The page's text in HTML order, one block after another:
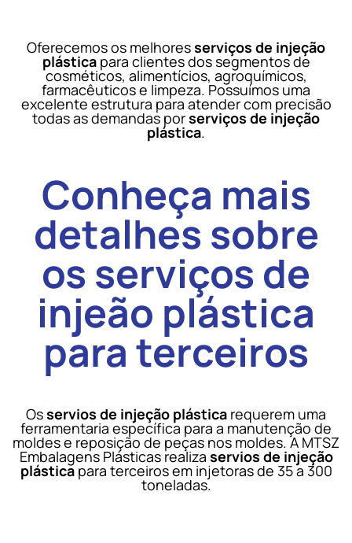
Oferecemos os melhoresserviços de injeção
plásticapara clientes dos segmentos de
cosméticos, alimentícios, agroquímicos,
farmacêuticos e limpeza. Possuímos uma
excelente estrutura para atender com precisão
todas as demandas porserviços de injeção
plástica.
Conheça mais
detalhes sobre
os serviços de
injeão plástica
para terceiros
Osservios de injeção plástica requerem uma
ferramentaria específica para a manutenção de
moldes e reposição de peças nos moldes. A MTSZ
Embalagens Plásticas realiza servios de injeção
plásticapara terceiros em injetoras de 35 a 300
toneladas.